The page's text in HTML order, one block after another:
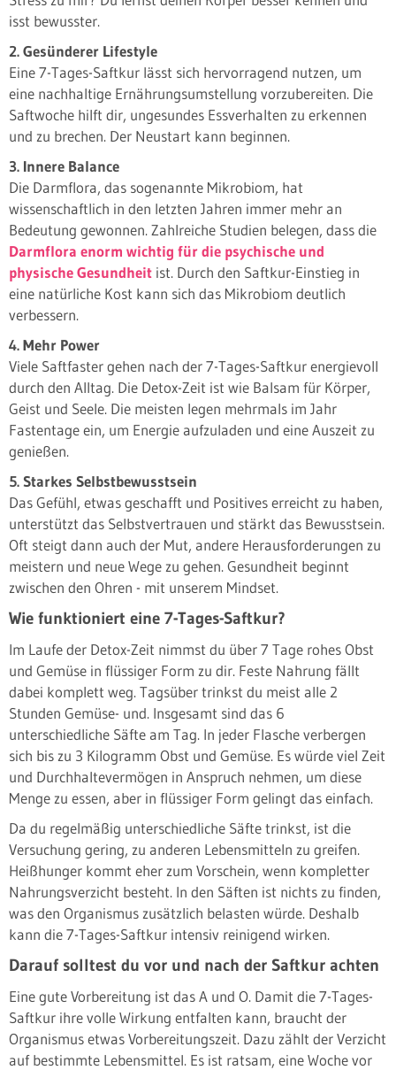
isst bewusster.
2. Gesünderer Lifestyle
Eine 7-Tages-Saftkur lässt sich hervorragend nutzen, um
eine nachhaltige Ernährungsumstellung vorzubereiten. Die
Saftwoche hilft dir, ungesundes Essverhalten zu erkennen
und zu brechen. Der Neustart kann beginnen.
3. Innere Balance
Die Darmflora, das sogenannte Mikrobiom, hat
wissenschaftlich in den letzten Jahren immer mehr an
Bedeutung gewonnen. Zahlreiche Studien belegen, dass die
Darmflora enorm wichtig für die psychische und
physische Gesundheit ist. Durch den Saftkur-Einstieg in
eine natürliche Kost kann sich das Mikrobiom deutlich
verbessern.
4. Mehr Power
Viele Saftfaster gehen nach der 7-Tages-Saftkur energievoll
durch den Alltag. Die Detox-Zeit ist wie Balsam für Körper,
Geist und Seele. Die meisten legen mehrmals im Jahr
Fastentage ein, um Energie aufzuladen und eine Auszeit zu
genießen.
5. Starkes Selbstbewusstsein
Das Gefühl, etwas geschafft und Positives erreicht zu haben,
unterstützt das Selbstvertrauen und stärkt das Bewusstsein.
Oft steigt dann auch der Mut, andere Herausforderungen zu
meistern und neue Wege zu gehen. Gesundheit beginnt
zwischen den Ohren - mit unserem Mindset.
Wie funktioniert eine 7-Tages-Saftkur?
Im Laufe der Detox-Zeit nimmst du über 7 Tage rohes Obst
und Gemüse in flüssiger Form zu dir. Feste Nahrung fällt
dabei komplett weg. Tagsüber trinkst du meist alle 2
Stunden Gemüse- und. Insgesamt sind das 6
unterschiedliche Säfte am Tag. In jeder Flasche verbergen
sich bis zu 3 Kilogramm Obst und Gemüse. Es würde viel Zeit
und Durchhaltevermögen in Anspruch nehmen, um diese
Menge zu essen, aber in flüssiger Form gelingt das einfach.
Da du regelmäßig unterschiedliche Säfte trinkst, ist die
Versuchung gering, zu anderen Lebensmitteln zu greifen.
Heißhunger kommt eher zum Vorschein, wenn kompletter
Nahrungsverzicht besteht. In den Säften ist nichts zu finden,
was den Organismus zusätzlich belasten würde. Deshalb
kann die 7-Tages-Saftkur intensiv reinigend wirken.
Darauf solltest du vor und nach der Saftkur achten
Eine gute Vorbereitung ist das A und O. Damit die 7-Tages-
Saftkur ihre volle Wirkung entfalten kann, braucht der
Organismus etwas Vorbereitungszeit. Dazu zählt der Verzicht
auf bestimmte Lebensmittel. Es ist ratsam, eine Woche vor